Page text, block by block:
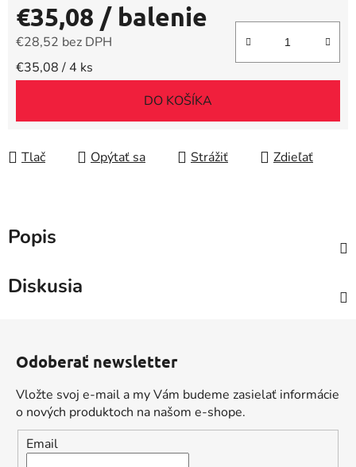
€35,08 / balenie
€28,52 bez DPH
Jednotková cena:
€35,08 / 4 ks
DO KOŠÍKA
Tlač Opýtať sa Strážiť Zdieľať
Popis
Diskusia
Odoberať newsletter
Vložte svoj e-mail a my Vám budeme zasielať informácie
o nových produktoch na našom e-shope.
Email